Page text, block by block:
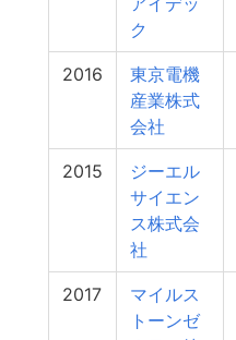
ク
2016
東京電機
産業株式
会社
2015
ジーエル
サイエン
ス株式会
社
2017
マイルス
トーンゼ